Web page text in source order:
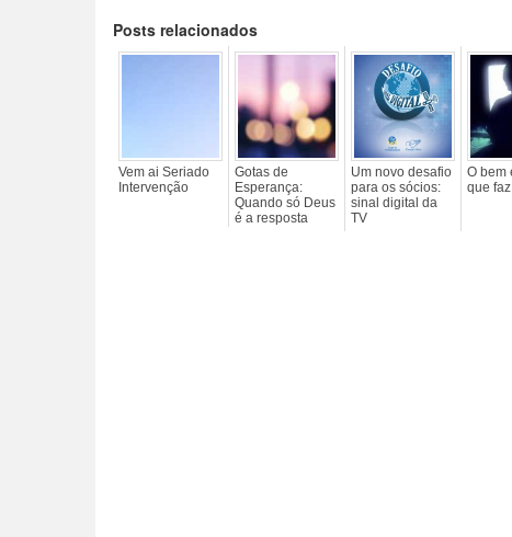
Posts relacionados
Vem ai Seriado
Intervenção
Gotas de
Esperança:
Quando só Deus
é a resposta
Um novo desafio
para os sócios:
sinal digital da
TV
O bem
que